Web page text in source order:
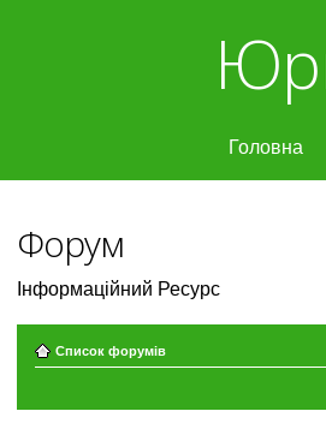
Головна
Форум
Інформаційний Ресурс
Список форумів